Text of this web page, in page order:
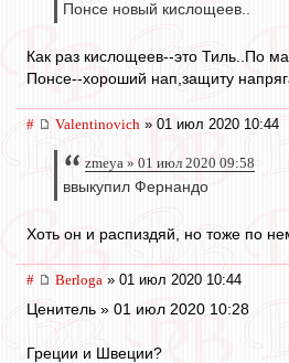
Понсе новый кислощеев..
Как раз кислощеев--это Тиль..По
Понсе--хороший нап,защиту
# Valentinovich » 01 июл 2020 10:44
zmeya » 01 июл 2020 09:58
ввыкупил Фернандо
Хоть он и распиздяй, но тоже по
# Berloga » 01 июл 2020 10:44
Ценитель » 01 июл 2020 10:28
Греции и Швеции?